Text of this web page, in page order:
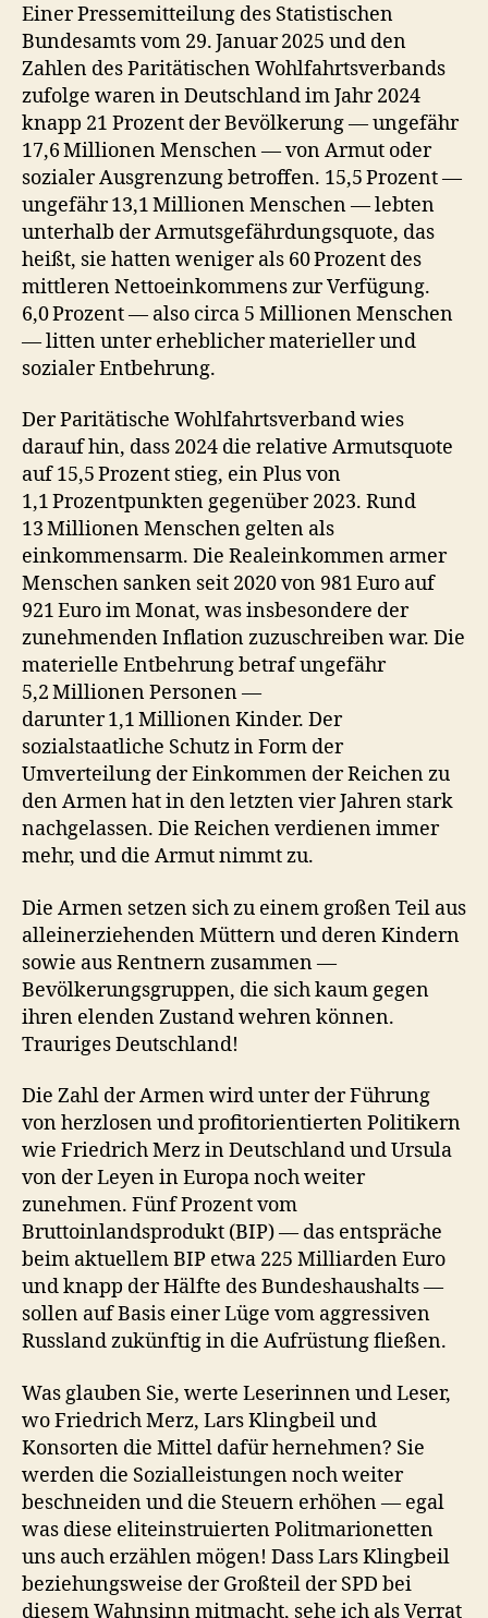
Einer Pressemitteilung des Statistischen
Bundesamts vom 29. Januar 2025 und den
Zahlen des Paritätischen Wohlfahrtsverbands
zufolge waren in Deutschland im Jahr 2024
knapp 21 Prozent der Bevölkerung — ungefähr
17,6 Millionen Menschen — von Armut oder
sozialer Ausgrenzung betroffen. 15,5 Prozent —
ungefähr 13,1 Millionen Menschen — lebten
unterhalb der Armutsgefährdungsquote, das
heißt, sie hatten weniger als 60 Prozent des
mittleren Nettoeinkommens zur Verfügung.
6,0 Prozent — also circa 5 Millionen Menschen
— litten unter erheblicher materieller und
sozialer Entbehrung.
Der Paritätische Wohlfahrtsverband wies
darauf hin, dass 2024 die relative Armutsquote
auf 15,5 Prozent stieg, ein Plus von
1,1 Prozentpunkten gegenüber 2023. Rund
13 Millionen Menschen gelten als
einkommensarm. Die Realeinkommen armer
Menschen sanken seit 2020 von 981 Euro auf
921 Euro im Monat, was insbesondere der
zunehmenden Inflation zuzuschreiben war. Die
materielle Entbehrung betraf ungefähr
5,2 Millionen Personen —
darunter 1,1 Millionen Kinder. Der
sozialstaatliche Schutz in Form der
Umverteilung der Einkommen der Reichen zu
den Armen hat in den letzten vier Jahren stark
nachgelassen. Die Reichen verdienen immer
mehr, und die Armut nimmt zu.
Die Armen setzen sich zu einem großen Teil aus
alleinerziehenden Müttern und deren Kindern
sowie aus Rentnern zusammen —
Bevölkerungsgruppen, die sich kaum gegen
ihren elenden Zustand wehren können.
Trauriges Deutschland!
Die Zahl der Armen wird unter der Führung
von herzlosen und profitorientierten Politikern
wie Friedrich Merz in Deutschland und Ursula
von der Leyen in Europa noch weiter
zunehmen. Fünf Prozent vom
Bruttoinlandsprodukt (BIP) — das entspräche
beim aktuellem BIP etwa 225 Milliarden Euro
und knapp der Hälfte des Bundeshaushalts —
sollen auf Basis einer Lüge vom aggressiven
Russland zukünftig in die Aufrüstung fließen.
Was glauben Sie, werte Leserinnen und Leser,
wo Friedrich Merz, Lars Klingbeil und
Konsorten die Mittel dafür hernehmen? Sie
werden die Sozialleistungen noch weiter
beschneiden und die Steuern erhöhen — egal
was diese eliteinstruierten Politmarionetten
uns auch erzählen mögen! Dass Lars Klingbeil
beziehungsweise der Großteil der SPD bei
diesem Wahnsinn mitmacht, sehe ich als Verrat